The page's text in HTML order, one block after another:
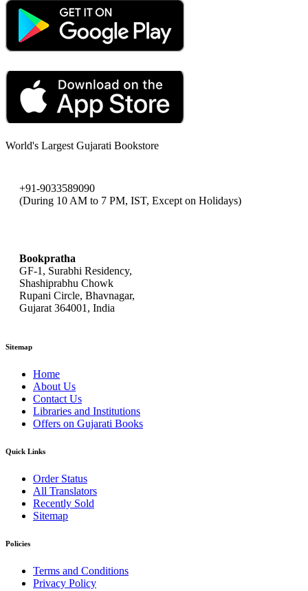
World's Largest Gujarati Bookstore
+91-9033589090
(During 10 AM to 7 PM, IST, Except on Holidays)
Bookpratha
GF-1, Surabhi Residency,
Shashiprabhu Chowk
Rupani Circle, Bhavnagar,
Gujarat 364001, India
Sitemap
Home
About Us
Contact Us
Libraries and Institutions
Offers on Gujarati Books
Quick Links
Order Status
All Translators
Recently Sold
Sitemap
Policies
Terms and Conditions
Privacy Policy